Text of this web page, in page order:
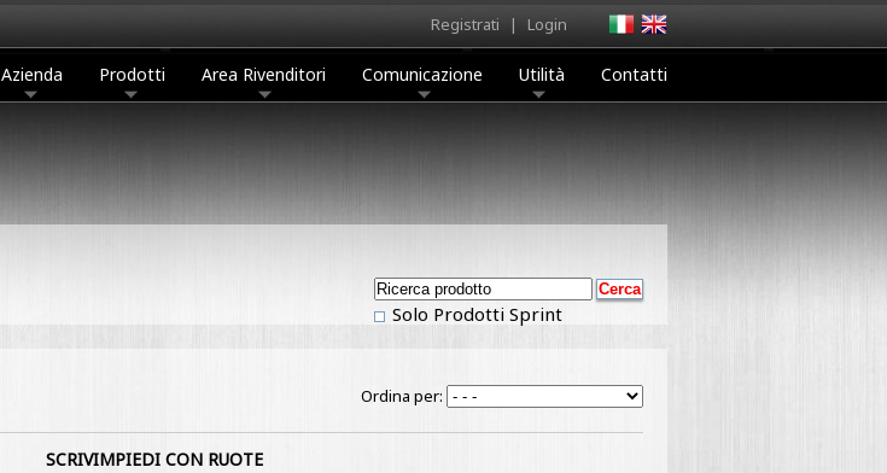
Registrati | Login
Azienda Prodotti Area Rivenditori Comunicazione Utilità Contatti
Solo Prodotti Sprint
Ordina per:
SCRIVIMPIEDI CON RUOTE